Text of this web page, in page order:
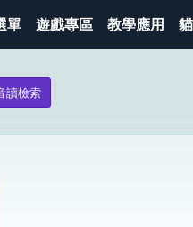
單 遊戲專區 教學應用
讀檢索